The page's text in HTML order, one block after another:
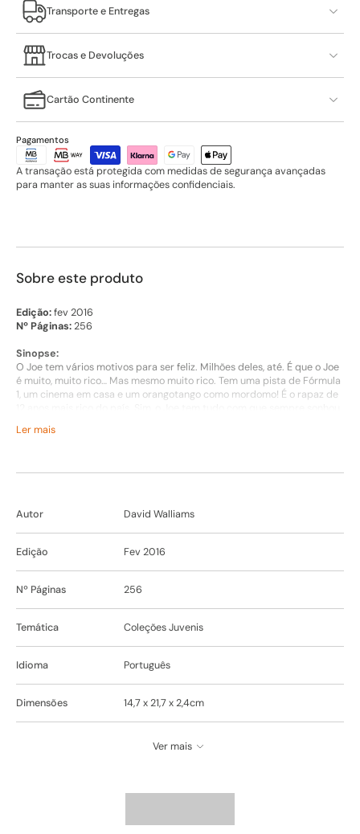
Transporte e Entregas
Trocas e Devoluções
Cartão Continente
Pagamentos
A transação está protegida com medidas de segurança avançadas
para manter as suas informações confidenciais.
Sobre este produto
Edição:fev 2016
Nº Páginas:256
Sinopse:
O Joe tem vários motivos para ser feliz. Milhões deles, até. É que o Joe
é muito, muito rico… Mas mesmo muito rico. Tem uma pista de Fórmula
1, um cinema em casa e um orangotango como mordomo! É o rapaz de
Ler mais
Autor David Walliams
Edição Fev 2016
Nº Páginas 256
Temática Coleções Juvenis
Idioma Português
Dimensões 14,7 x 21,7 x 2,4cm
Ver mais